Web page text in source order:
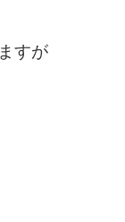
すが